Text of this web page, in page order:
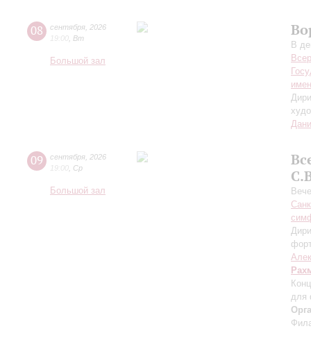
08 сентября 2026
19:00 Вт
Большой зал
В
09 сентября 2026
19:00 Ср
Большой зал
для